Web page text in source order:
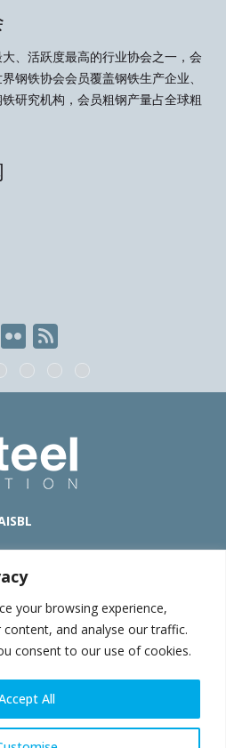
your browsing experience,
and analyse our traffic.
consent to our use of cookies.
All
、活跃度最高的行业协会之一，会
钢铁协会会员覆盖钢铁生产企业、
研究机构，会员粗钢产量占全球粗
航世纪大厦1号楼3层3F
|隐私政策
BE 0406.597.373